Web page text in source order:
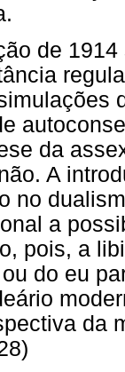
de
da
A
no
a
pois, a
do eu
da